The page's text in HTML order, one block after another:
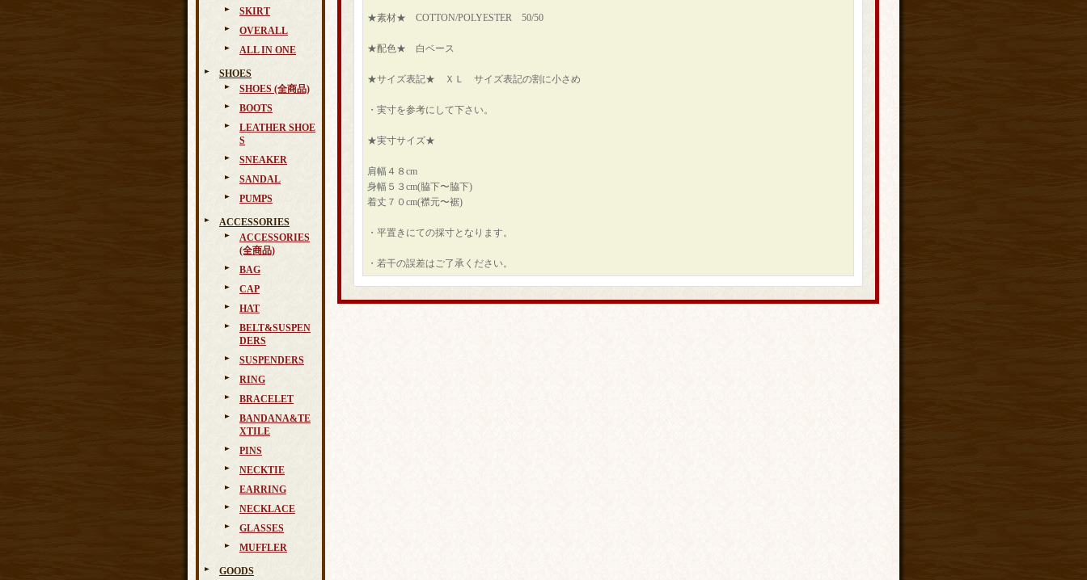
SKIRT
OVERALL
ALL IN ONE
SHOES
SHOES (全商品)
BOOTS
LEATHER SHOE
S
SNEAKER
SANDAL
PUMPS
ACCESSORIES
ACCESSORIES
(全商品)
BAG
CAP
HAT
BELT&SUSPEN
DERS
SUSPENDERS
RING
BRACELET
BANDANA&TE
XTILE
PINS
NECKTIE
EARRING
NECKLACE
GLASSES
MUFFLER
GOODS
★素材★ COTTON/POLYESTER 50/50
★配色★ 白ベース
★サイズ表記★ ＸＬ サイズ表記の割に小さめ
・実寸を参考にして下さい。
★実寸サイズ★
肩幅４８cm
身幅５３cm(脇下〜脇下)
着丈７０cm(襟元〜裾)
・平置きにての採寸となります。
・若干の誤差はご了承ください。